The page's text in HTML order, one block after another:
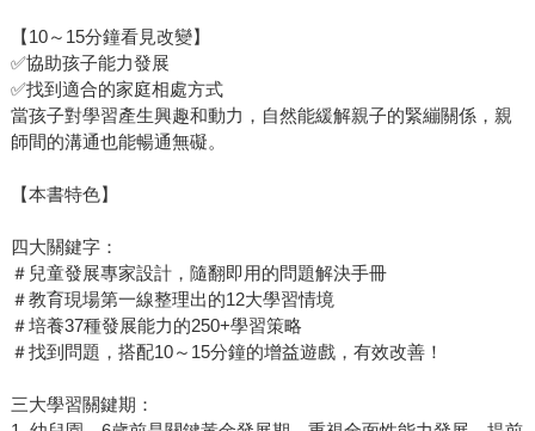
【10～15分鐘看見改變】
✅️協助孩子能力發展
✅️找到適合的家庭相處方式
當孩子對學習產生興趣和動力，自然能緩解親子的緊繃關係，親
師間的溝通也能暢通無礙。
【本書特色】
四大關鍵字：
＃兒童發展專家設計，隨翻即用的問題解決手冊
＃教育現場第一線整理出的12大學習情境
＃培養37種發展能力的250+學習策略
＃找到問題，搭配10～15分鐘的增益遊戲，有效改善！
三大學習關鍵期：